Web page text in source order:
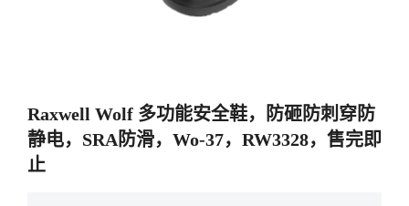
Raxwell Wolf 多功能安全鞋，防砸防刺穿防
静电，SRA防滑，Wo-37，RW3328，售完即
止